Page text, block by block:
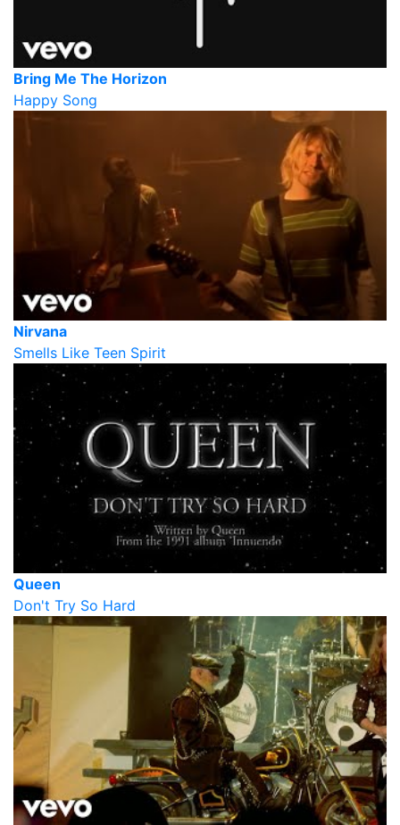
Bring Me The Horizon
Happy Song
Nirvana
Smells Like Teen Spirit
Queen
Don't Try So Hard